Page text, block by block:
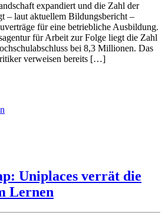
expandiert und die Zahl der
– laut aktuellem Bildungsbericht –
für eine betriebliche Ausbildung.
für Arbeit zur Folge liegt die Zahl
bei 8,3 Millionen. Das
verweisen bereits […]
Uniplaces verrät die
Lernen